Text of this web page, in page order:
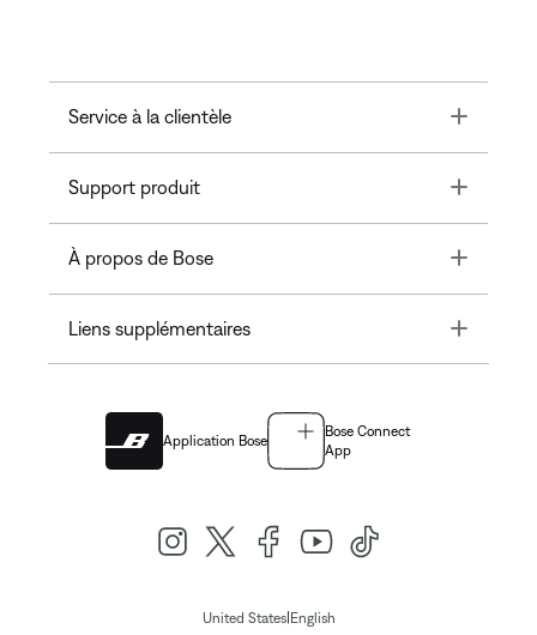
Service à la clientèle Toggle
Support produit Toggle
À propos de Bose Toggle
Liens supplémentaires Toggle
Application Bose
Bose Connect
App
United States| English